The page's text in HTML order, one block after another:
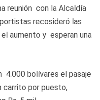
reunión con la Alcaldía
recosideró las
aumento y esperan una
4.000 bolívares el pasaje
carrito por puesto,